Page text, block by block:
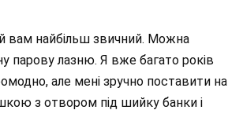
вам найбільш звичний. Можна
парову лазню. Я вже багато років
але мені зручно поставити на
з отвором під шийку банки і